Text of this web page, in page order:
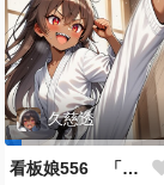
久慈透
看板娘556 「久慈透のよもやま話」